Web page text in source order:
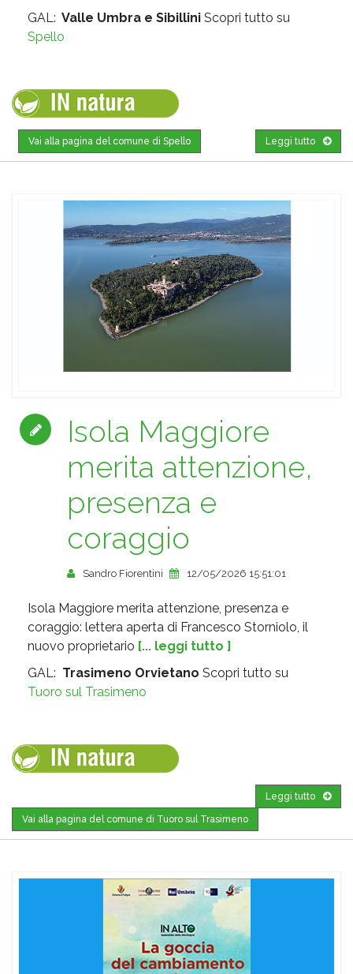
GAL: Valle Umbra e Sibillini Scopri tutto su
Spello
Leggi tutto
Vai alla pagina del comune di Spello
Isola Maggiore
merita attenzione,
presenza e
coraggio
Sandro Fiorentini 12/05/2026 15:51:01
Isola Maggiore merita attenzione, presenza e
coraggio: lettera aperta di Francesco Storniolo, il
nuovo proprietario [... leggi tutto ]
GAL: Trasimeno Orvietano Scopri tutto su
Tuoro sul Trasimeno
Leggi tutto
Vai alla pagina del comune di Tuoro sul Trasimeno